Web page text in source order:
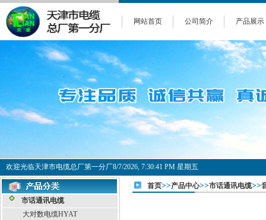
网站首页 公司简介 产品展示
欢迎光临天津市电缆总厂第一分厂8/7/2026, 7:30:41 PM 星期五
市话通讯电缆
大对数电缆HYAT
首页>>产品中心>>市话通讯电缆>>